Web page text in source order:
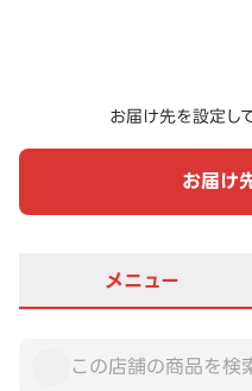
お届け先を設定し
お届け
メニュー